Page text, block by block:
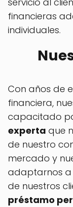
financieras
individuales.
Con años de
financiera,
capacitado
experta que
de nuestro
mercado y
adaptarnos a
de nuestros
préstamo